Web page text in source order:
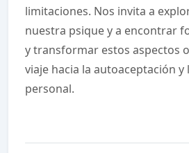
limitaciones. Nos invita a
nuestra psique y a encontrar
y transformar estos aspectos
viaje hacia la autoaceptación y
personal.